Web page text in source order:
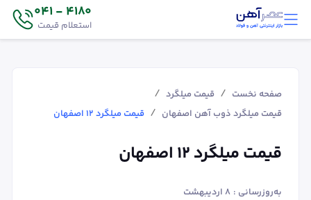
4180 - 041
استعلام قیمت
صفحه نخست / قیمت میلگرد /
قیمت میلگرد ذوب آهن اصفهان / قیمت میلگرد ۱۲ اصفهان
قیمت میلگرد ۱۲ اصفهان
به‌روزرسانی : ۸ اردیبهشت